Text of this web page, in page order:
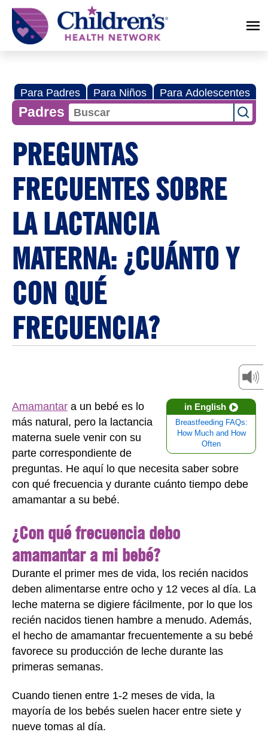
Children's
Health
Network
Para Padres Para Niños Para Adolescentes
Padres
PREGUNTAS
FRECUENTES SOBRE
LA LACTANCIA
MATERNA: ¿CUÁNTO Y
CON QUÉ
FRECUENCIA?
in English
Breastfeeding FAQs:
How Much and How
Often
Amamantar a un bebé es lo
más natural, pero la lactancia
materna suele venir con su
parte correspondiente de
preguntas. He aquí lo que necesita saber sobre
con qué frecuencia y durante cuánto tiempo debe
amamantar a su bebé.
¿Con qué frecuencia debo
amamantar a mi bebé?
Durante el primer mes de vida, los recién nacidos
deben alimentarse entre ocho y 12 veces al día. La
leche materna se digiere fácilmente, por lo que los
recién nacidos tienen hambre a menudo. Además,
el hecho de amamantar frecuentemente a su bebé
favorece su producción de leche durante las
primeras semanas.
Cuando tienen entre 1-2 meses de vida, la
mayoría de los bebés suelen hacer entre siete y
nueve tomas al día.